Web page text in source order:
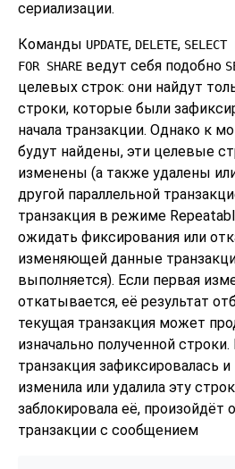
сериализации.
Команды UPDATE, DELETE, SELECT
FOR SHARE ведут себя подобно
целевых строк: они найдут
строки, которые были
начала транзакции. Однако к
будут найдены, эти целевые
изменены (а также удалены
другой параллельной
транзакция в режиме
ожидать фиксирования или
изменяющей данные
выполняется). Если первая
откатывается, её результат
текущая транзакция может
изначально полученной
транзакция зафиксировалась и
изменила или удалила эту
заблокировала её, произойдёт
транзакции с сообщением